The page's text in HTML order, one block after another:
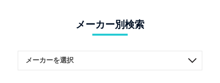
メーカー別検索